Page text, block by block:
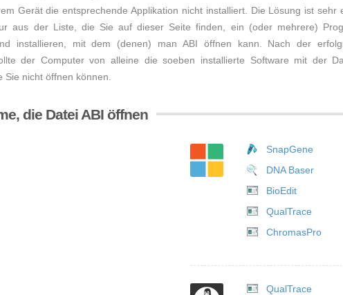
Gerät die entsprechende Applikation nicht installiert. Die Lösung ist sehr
aus der Liste, die Sie auf dieser Seite finden, ein (oder mehrere)
installieren, mit dem (denen) man ABI öffnen kann. Nach der
der Computer von alleine die soeben installierte Software mit der
Sie nicht öffnen können.
die Datei ABI öffnen
SnapGene
DNA Baser
BioEdit
QualTrace
ChromasPro
QualTrace